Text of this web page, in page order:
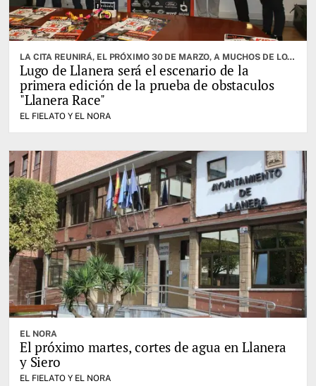
LA CITA REUNIRÁ, EL PRÓXIMO 30 DE MARZO, A MUCHOS DE LOS MEJORES ATLETAS DE LA ESPECIALIDAD
Lugo de Llanera será el escenario de la
primera edición de la prueba de obstaculos
"Llanera Race"
EL FIELATO Y EL NORA
EL NORA
El próximo martes, cortes de agua en Llanera
y Siero
EL FIELATO Y EL NORA